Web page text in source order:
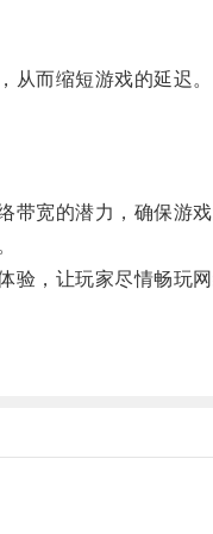
而缩短游戏的延迟。
宽的潜力，确保游戏
，让玩家尽情畅玩网